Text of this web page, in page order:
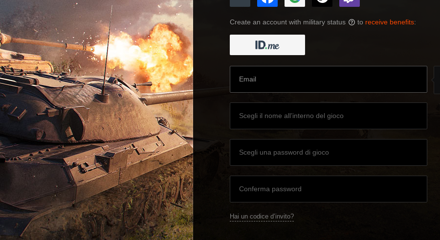
Create an account with military status ? to receive benefits:
Hai un codice d’invito?